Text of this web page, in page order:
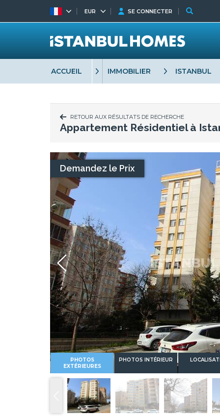
ACCUEIL IMMOBILIER ISTANBUL
RETOUR AUX RÉSULTATS DE RECHERCHE
Appartement Résidentiel à
Demandez le Prix
PHOTOS
EXTÉRIEURES
PHOTOS INTÉRIEUR
Whatsapp
EUR SE CONNECTER